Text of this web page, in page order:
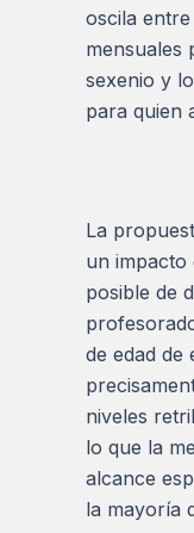
oscila
mensuales
sexenio y
para quien
La
un
posible de
de edad de
niveles
lo que la
alcance
la mayoría